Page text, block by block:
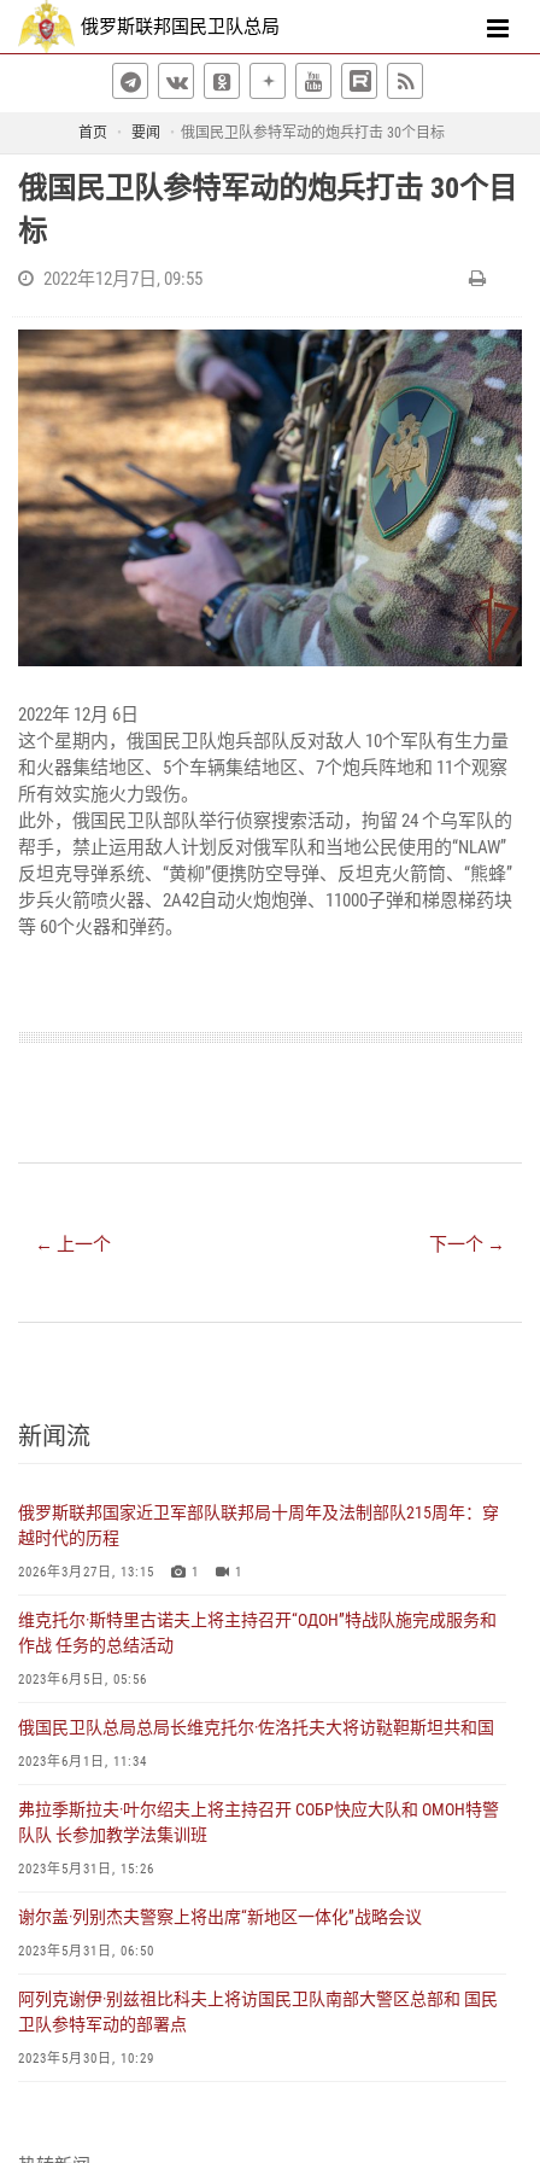
俄罗斯联邦国民卫队总局
首页 要闻 俄国民卫队参特军动的炮兵打击 30个目标
俄国民卫队参特军动的炮兵打击 30个目
标
2022年12月7日, 09:55
2022年 12月 6日
这个星期内，俄国民卫队炮兵部队反对敌人 10个军队有生力量
和火器集结地区、5个车辆集结地区、7个炮兵阵地和 11个观察
所有效实施火力毁伤。
此外，俄国民卫队部队举行侦察搜索活动，拘留 24 个乌军队的
帮手，禁止运用敌人计划反对俄军队和当地公民使用的“NLAW”
反坦克导弹系统、“黄柳”便携防空导弹、反坦克火箭筒、“熊蜂”
步兵火箭喷火器、2A42自动火炮炮弹、11000子弹和梯恩梯药块
等 60个火器和弹药。
← 上一个 下一个 →
新闻流
俄罗斯联邦国家近卫军部队联邦局十周年及法制部队215周年：穿
越时代的历程
2026年3月27日, 13:15 1 1
维克托尔·斯特里古诺夫上将主持召开“ОДОН”特战队施完成服务和
作战 任务的总结活动
2023年6月5日, 05:56
俄国民卫队总局总局长维克托尔·佐洛托夫大将访鞑靼斯坦共和国
2023年6月1日, 11:34
弗拉季斯拉夫·叶尔绍夫上将主持召开 СОБР快应大队和 ОМОН特警
队队 长参加教学法集训班
2023年5月31日, 15:26
谢尔盖·列别杰夫警察上将出席“新地区一体化”战略会议
2023年5月31日, 06:50
阿列克谢伊·别兹祖比科夫上将访国民卫队南部大警区总部和 国民
卫队参特军动的部署点
2023年5月30日, 10:29